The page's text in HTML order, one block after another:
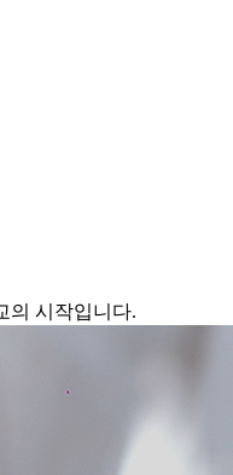
의 시작입니다.